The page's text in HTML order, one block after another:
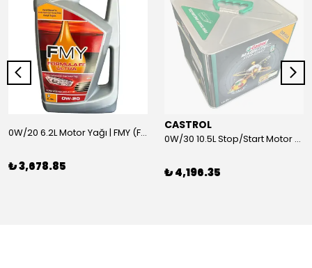
0W/20 6.2L Motor Yağı | FMY (Ford Motor Yağları)
₺ 3,678.85
CASTROL
0W/30 10.5L Stop/Start Motor Yağı | CASTROL
₺ 4,196.35